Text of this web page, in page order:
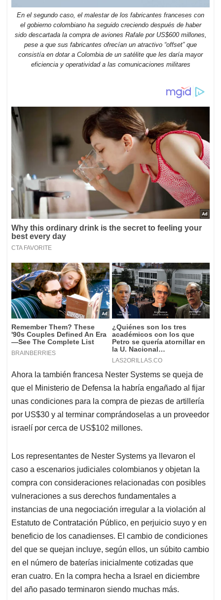
En el segundo caso, el malestar de los fabricantes franceses con
el gobierno colombiano ha seguido creciendo después de haber
sido descartada la compra de aviones Rafale por US$600 millones,
pese a que sus fabricantes ofrecían un atractivo “offset” que
consistía en dotar a Colombia de un satélite que les daría mayor
eficiencia y operatividad a las comunicaciones militares
Ahora la también francesa Nester Systems se queja de
que el Ministerio de Defensa la habría engañado al fijar
unas condiciones para la compra de piezas de artillería
por US$30 y al terminar comprándoselas a un proveedor
israelí por cerca de US$102 millones.
Los representantes de Nester Systems ya llevaron el
caso a escenarios judiciales colombianos y objetan la
compra con consideraciones relacionadas con posibles
vulneraciones a sus derechos fundamentales a
instancias de una negociación irregular a la violación al
Estatuto de Contratación Público, en perjuicio suyo y en
beneficio de los canadienses. El cambio de condiciones
del que se quejan incluye, según ellos, un súbito cambio
en el número de baterías inicialmente cotizadas que
eran cuatro. En la compra hecha a Israel en diciembre
del año pasado terminaron siendo muchas más.